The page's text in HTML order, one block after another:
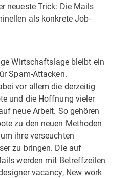
neueste Trick: Die Mails
als konkrete Job-
Wirtschaftslage bleibt ein
Spam-Attacken.
vor allem die derzeitig
und die Hoffnung vieler
neue Arbeit. So gehören
zu den neuen Methoden
ihre verseuchten
zu bringen. Die auf
werden mit Betreffzeilen
vacancy, New work